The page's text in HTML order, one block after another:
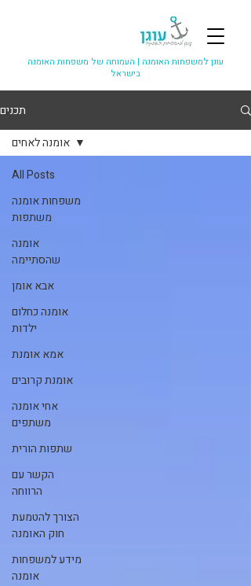
עוגן למשפחות האומנה | העמותה של משפחות האומנה
בישראל
תכנים
All Posts
משפחות אומנה
משתפות
אומנה
שהסתיימה
אבא אומן
אומנה כחלום
ילדות
אמא אומנת
אומנת קרובים
אחי אומנה
משתפים
שתפות הורית
הקשר עם
הרווחה
הצורך להטמעת
חוק האומנה
מידע למשפחות
אומנה
אומנה לאחים